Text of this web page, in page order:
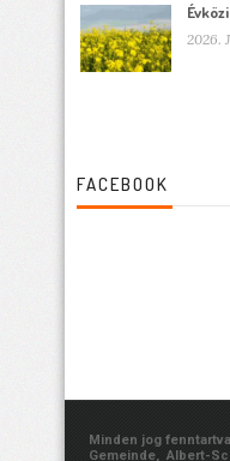
2026.
FACEBOOK
Minden jog
Gemeinde, Albert-